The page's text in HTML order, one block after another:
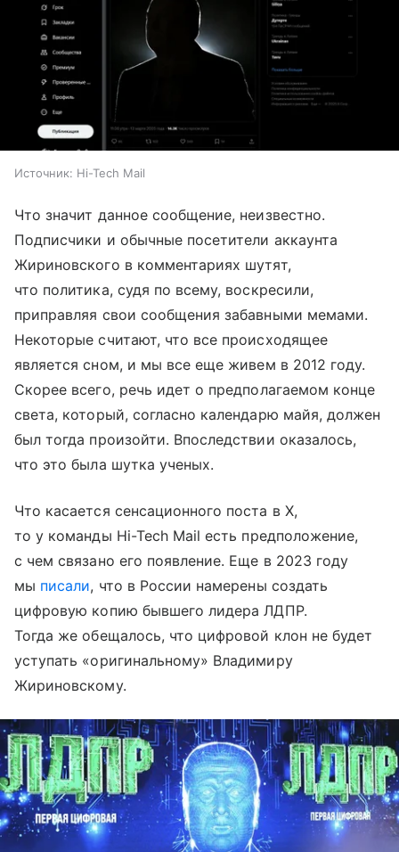
Источник: Hi-Tech Mail
Что значит данное сообщение, неизвестно.
Подписчики и обычные посетители аккаунта
Жириновского в комментариях шутят,
что политика, судя по всему, воскресили,
приправляя свои сообщения забавными мемами.
Некоторые считают, что все происходящее
является сном, и мы все еще живем в 2012 году.
Скорее всего, речь идет о предполагаемом конце
света, который, согласно календарю майя, должен
был тогда произойти. Впоследствии оказалось,
что это была шутка ученых.
Что касается сенсационного поста в X,
то у команды Hi-Tech Mail есть предположение,
с чем связано его появление. Еще в 2023 году
мы писали, что в России намерены создать
цифровую копию бывшего лидера ЛДПР.
Тогда же обещалось, что цифровой клон не будет
уступать «оригинальному» Владимиру
Жириновскому.